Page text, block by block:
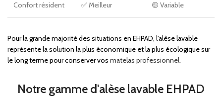
Confort résident ✅ Meilleur 🟡 Variable
Pour la grande majorité des situations en EHPAD, l'alèse lavable
représente la solution la plus économique et la plus écologique sur
le long terme pour conserver vos matelas professionnel.
Notre gamme d'alèse lavable EHPAD